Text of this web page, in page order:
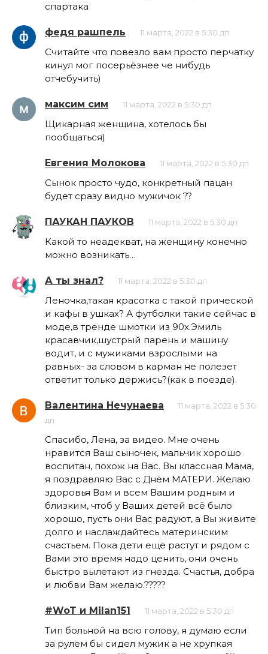
спартака
федя рашпель 11 марта, 2022 в 5:30 дп
Считайте что повезло вам просто перчатку
кинул мог посерьёзнее че нибудь
отчебучить)
максим сим 11 марта, 2022 в 5:30 дп
Щикарная женщина, хотелось бы
пообщаться)
Евгения Молокова 11 марта, 2022 в 5:30 дп
Сынок просто чудо, конкретный пацан
будет сразу видно мужичок ??
ПАУКАН ПАУКОВ 11 марта, 2022 в 5:30 дп
Какой то неадекват, на женщину конечно
можно возникать…
А ты знал? 11 марта, 2022 в 5:30 дп
Леночка,такая красотка с такой прической
и кафы в ушках? А футболки такие сейчас в
моде,в тренде шмотки из 90х.Эмиль
красавчик,шустрый парень и машину
водит, и с мужиками взрослыми на
равных- за словом в карман не полезет
ответит только держись?(как в поезде).
Валентина Нечунаева
11 марта, 2022 в 5:30
дп
Спасибо, Лена, за видео. Мне очень
нравится Ваш сыночек, мальчик хорошо
воспитан, похож на Вас. Вы классная Мама,
я поздравляю Вас с Днём МАТЕРИ. Желаю
здоровья Вам и всем Вашим родным и
близким, чтоб у Ваших детей всё было
хорошо, пусть они Вас радуют, а Вы живите
долго и наслаждайтесь материнским
счастьем. Пока дети ещё растут и рядом с
Вами это время надо ценить, они очень
быстро вылетают из гнезда. Счастья, добра
и любви Вам желаю.?????
#WoT и Milan151 11 марта, 2022 в 5:30 дп
Тип больной на всю голову, я думаю если
за рулем бы сидел мужик а не хрупкая